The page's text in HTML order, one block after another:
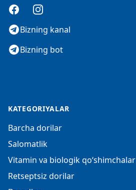
FacebookInstagram
Bizning kanal
Bizning bot
KATEGORIYALAR
Barcha dorilar
Salomatlik
Vitamin va biologik qo‘shimchalar
Retseptsiz dorilar